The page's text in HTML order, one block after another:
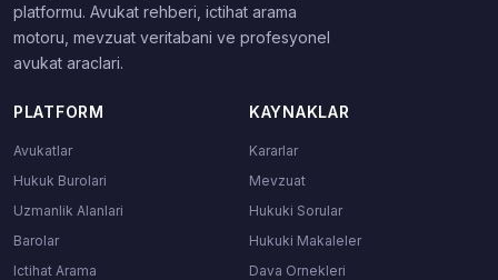
platformu. Avukat rehberi, ictihat arama
motoru, mevzuat veritabani ve profesyonel
avukat araclari.
PLATFORM
Avukatlar
Hukuk Burolari
Uzmanlik Alanlari
Barolar
Ictihat Arama
KAYNAKLAR
Kararlar
Mevzuat
Hukuki Sorular
Hukuki Makaleler
Dava Ornekleri